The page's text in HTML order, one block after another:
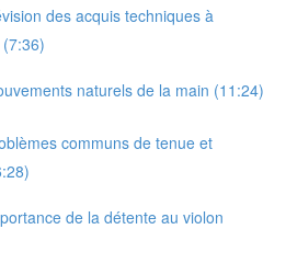
des acquis techniques à
naturels de la main (11:24)
communs de tenue et
de la détente au violon